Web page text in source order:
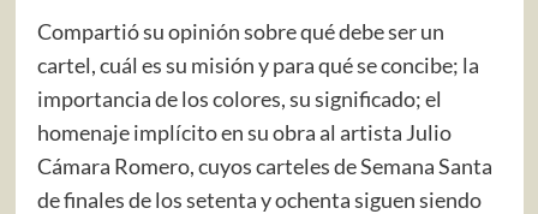
Compartió su opinión sobre qué debe ser un
cartel, cuál es su misión y para qué se concibe; la
importancia de los colores, su significado; el
homenaje implícito en su obra al artista Julio
Cámara Romero, cuyos carteles de Semana Santa
de finales de los setenta y ochenta siguen siendo